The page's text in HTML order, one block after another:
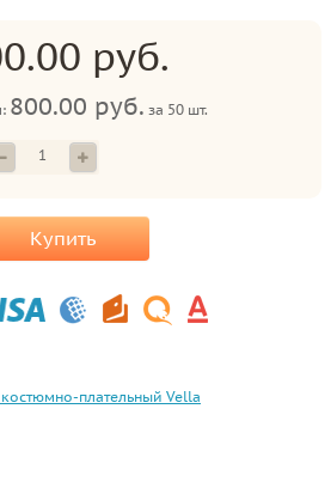
руб.
800.00 руб. за 50 шт.
Купить
плательный Vella